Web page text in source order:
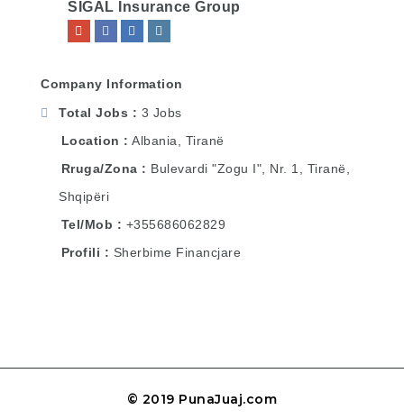
SIGAL Insurance Group
Company Information
Total Jobs
3 Jobs
Location
Albania
Tiranë
Rruga/Zona
Bulevardi "Zogu I", Nr. 1, Tiranë,
Shqipëri
Tel/Mob
+355686062829
Profili
Sherbime Financjare
© 2019 PunaJuaj.com